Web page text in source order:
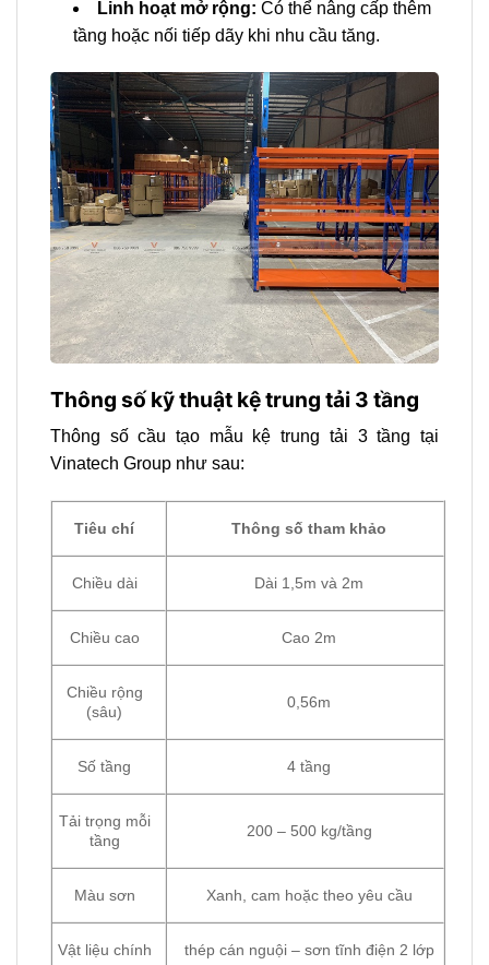
Linh hoạt mở rộng: Có thể nâng cấp thêm
tầng hoặc nối tiếp dãy khi nhu cầu tăng.
Thông số kỹ thuật kệ trung tải 3 tầng
Thông số cầu tạo mẫu kệ trung tải 3 tầng tại
Vinatech Group như sau:
Tiêu chí Thông số tham khảo
Chiều dài Dài 1,5m và 2m
Chiều cao Cao 2m
Chiều rộng
(sâu)
0,56m
Số tầng 4 tầng
Tải trọng mỗi
tầng
200 – 500 kg/tầng
Màu sơn Xanh, cam hoặc theo yêu cầu
Vật liệu chính thép cán nguội – sơn tĩnh điện 2 lớp